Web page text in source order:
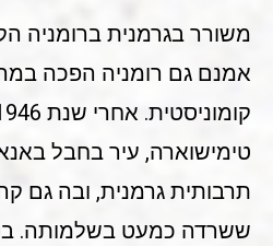
משורר בגרמנית ברומניה
אמנם גם רומניה הפכה
טימישוארה, עיר בחבל
תרבותית גרמנית, ובה גם
ששרדה כמעט בשלמותה.